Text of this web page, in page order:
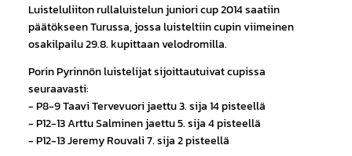
Luisteluliiton rullaluistelun juniori cup 2014 saatiin
päätökseen Turussa, jossa luisteltiin cupin viimeinen
osakilpailu 29.8. kupittaan velodromilla.
Porin Pyrinnön luistelijat sijoittautuivat cupissa
seuraavasti:
- P8-9 Taavi Tervevuori jaettu 3. sija 14 pisteellä
- P12-13 Arttu Salminen jaettu 5. sija 4 pisteellä
- P12-13 Jeremy Rouvali 7. sija 2 pisteellä